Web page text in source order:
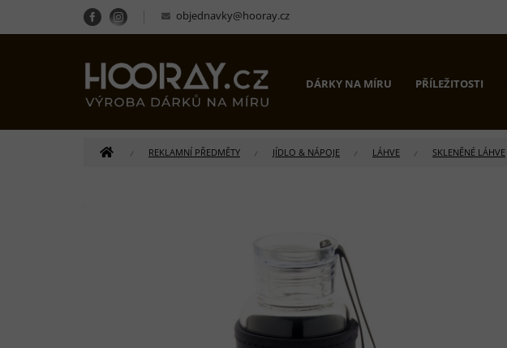
obsah
objednavky@hooray.cz
DÁRKY NA MÍRU PŘÍLEŽITOSTI
DOMŮ REKLAMNÍ PŘEDMĚTY JÍDLO & NÁPOJE LÁHVE SKLENĚNÉ LÁHVE